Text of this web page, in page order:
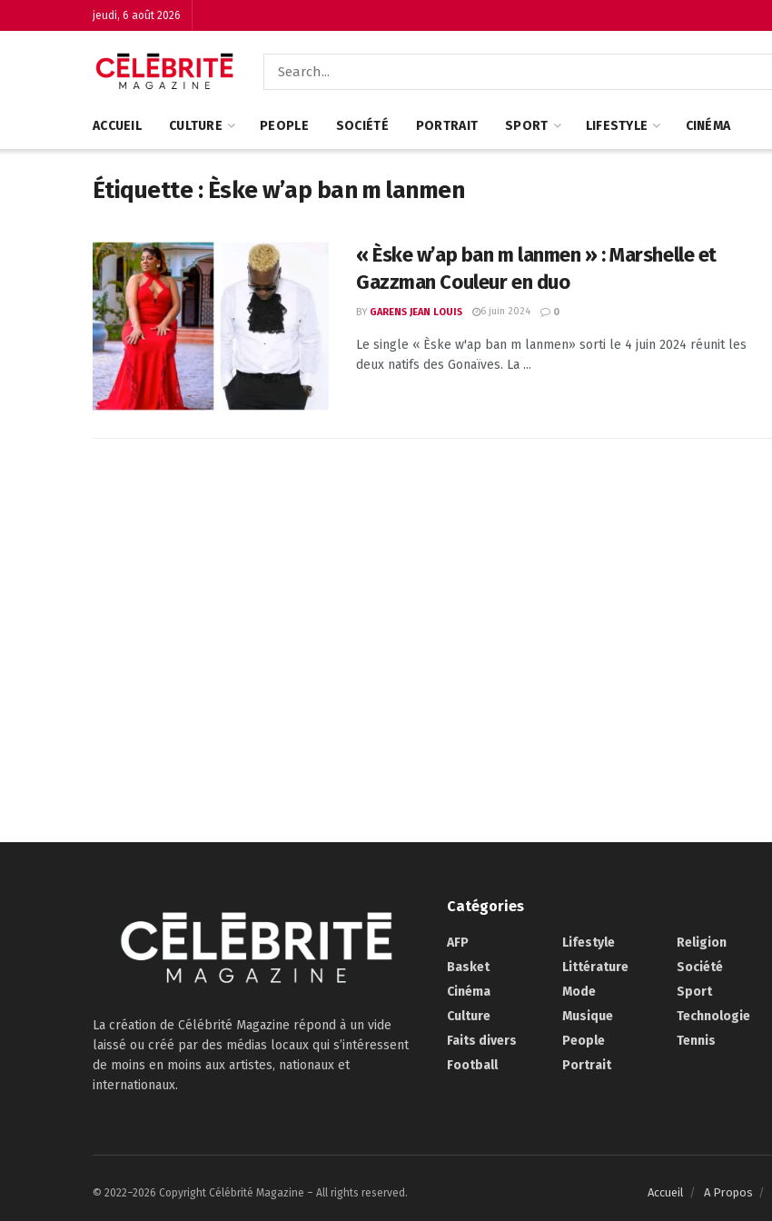
jeudi, 6 août 2026
ACCUEIL CULTURE PEOPLE SOCIÉTÉ PORTRAIT SPORT LIFESTYLE CINÉMA
Étiquette : Èske w’ap ban m lanmen
« Èske w’ap ban m lanmen » : Marshelle et
Gazzman Couleur en duo
BY GARENS JEAN LOUIS 6 juin 2024 0
Le single « Èske w'ap ban m lanmen» sorti le 4 juin 2024 réunit les
deux natifs des Gonaïves. La ...
La création de Célébrité Magazine répond à un vide
laissé ou créé par des médias locaux qui s’intéressent
de moins en moins aux artistes, nationaux et
internationaux.
Catégories
AFP
Basket
Cinéma
Culture
Faits divers
Football
Lifestyle
Littérature
Mode
Musique
People
Portrait
Religion
Société
Sport
Technologie
Tennis
Accueil A Propos
© 2022–2026 Copyright Célébrité Magazine – All rights reserved.